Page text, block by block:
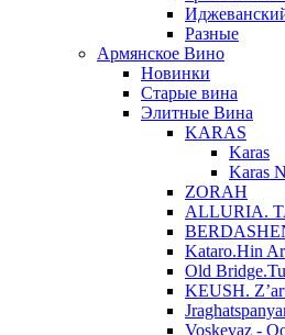
Разные
Армянское Вино
Новинки
Старые вина
Элитные Вина
KARAS
Karas
Karas
ZORAH
ALLURIA.
Kataro.Hin
Old
KEUSH.
Voskevaz -